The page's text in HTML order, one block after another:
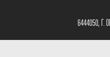
6444050, Г.